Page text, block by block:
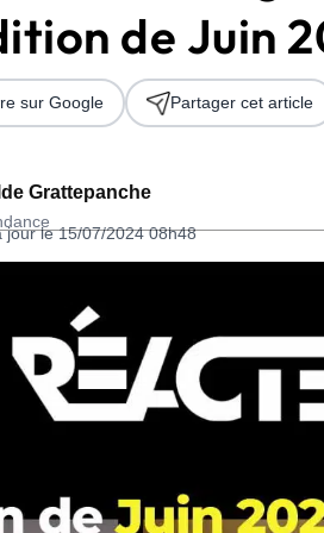
de Juin
Grattepanche
jour le 15/07/2024 08h48
sur Google Partager cet article